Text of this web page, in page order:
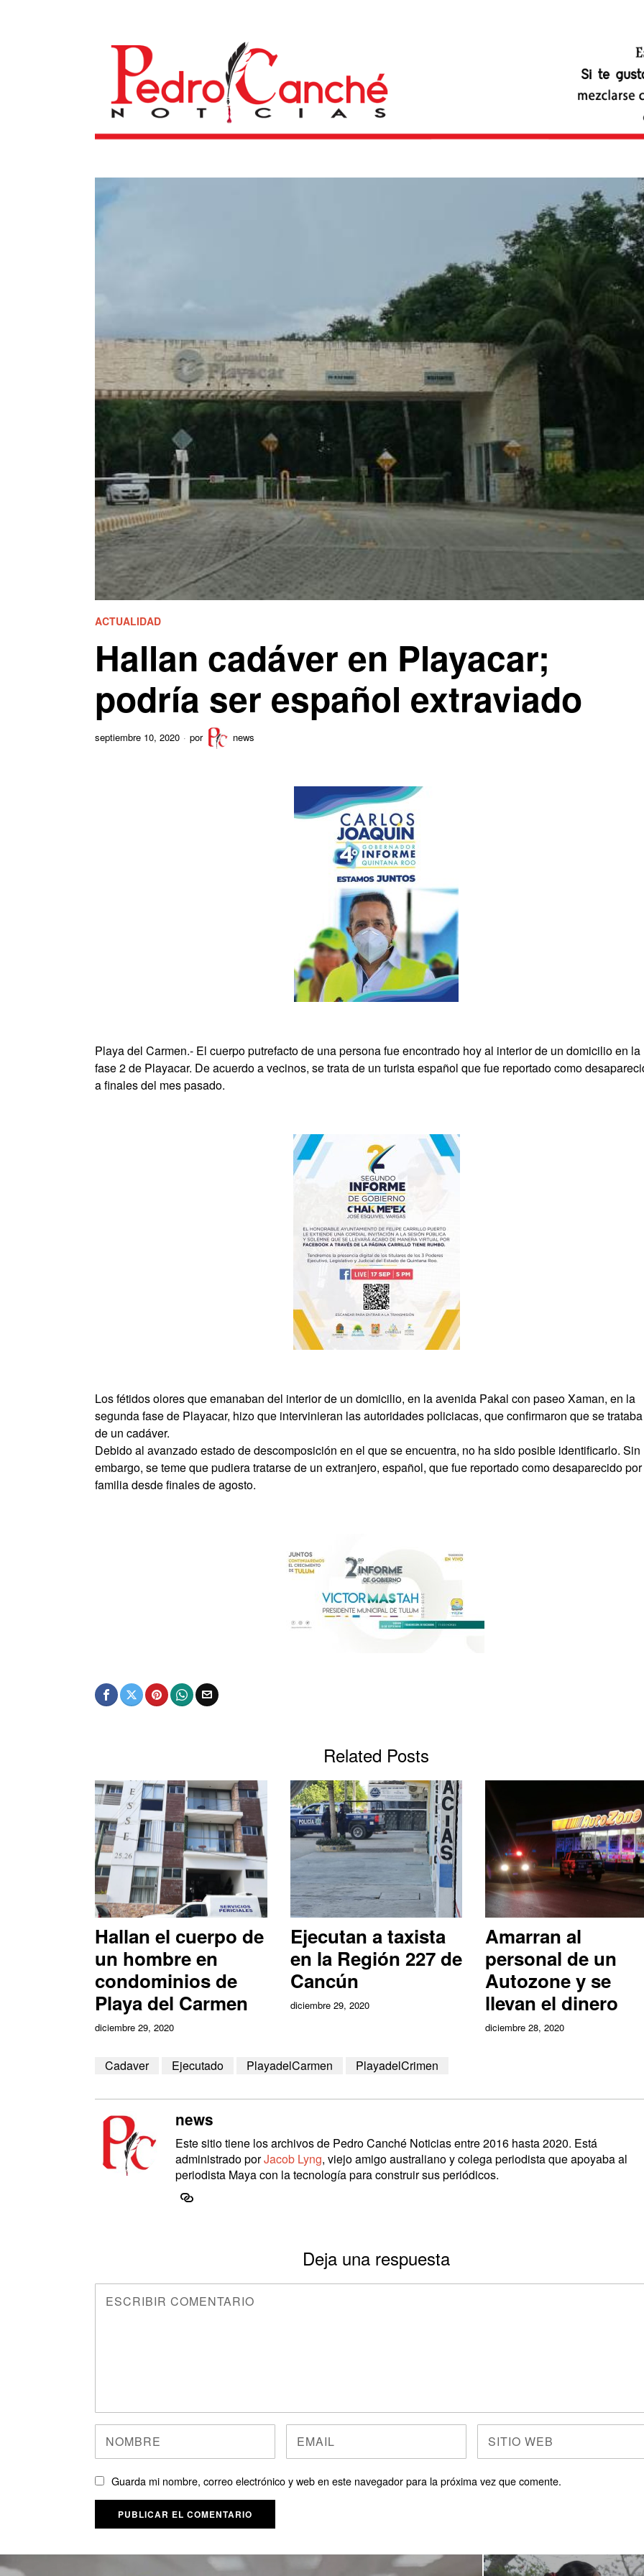
ACTUALIDAD
Hallan cadáver en Playacar;
podría ser español extraviado
septiembre 10, 2020 por news
Playa del Carmen.- El cuerpo putrefacto de una persona fue encontrado hoy al interior de un domicilio en la
fase 2 de Playacar. De acuerdo a vecinos, se trata de un turista español que fue reportado como
a finales del mes pasado.
Los fétidos olores que emanaban del interior de un domicilio, en la avenida Pakal con paseo Xaman, en la
segunda fase de Playacar, hizo que intervinieran las autoridades policiacas, que confirmaron que se trataba
de un cadáver.
Debido al avanzado estado de descomposición en el que se encuentra, no ha sido posible identificarlo. Sin
embargo, se teme que pudiera tratarse de un extranjero, español, que fue reportado como desaparecido
familia desde finales de agosto.
Related Posts
Hallan el cuerpo de
un hombre en
condominios de
Playa del Carmen
diciembre 29, 2020
Ejecutan a taxista
en la Región 227 de
Cancún
diciembre 29, 2020
Amarran al
personal de un
Autozone y se
llevan el dinero
diciembre 28, 2020
Cadaver Ejecutado PlayadelCarmen PlayadelCrimen
news
Este sitio tiene los archivos de Pedro Canché Noticias entre 2016 hasta 2020. Está
administrado porJacob Lyng, viejo amigo australiano y colega periodista que apoyaba al
periodista Maya con la tecnología para construir sus periódicos.
Deja una respuesta
Guarda mi nombre, correo electrónico y web en este navegador para la próxima vez que comente.